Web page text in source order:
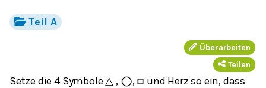
Teil A
Überarbeiten
Teilen
Setze die 4 Symbole △ , ◯, □ und Herz so ein, dass